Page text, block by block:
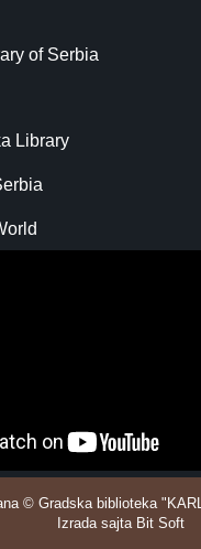
of Serbia
Library
© Gradska biblioteka
Izrada sajta Bit Soft